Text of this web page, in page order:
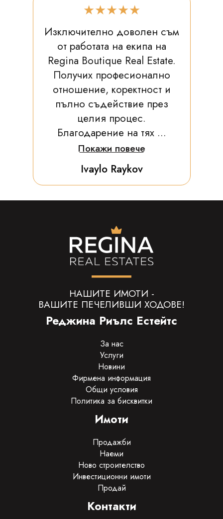
★★★★★
Изключително доволен съм
от работата на екипа на
Regina Boutique Real Estate.
Получих професионално
отношение, коректност и
пълно съдействие през
целия процес.
Благодарение на тях ...
Покажи повече
Ivaylo Raykov
НАШИТЕ ИМОТИ -
ВАШИТЕ ПЕЧЕЛИВШИ ХОДОВЕ!
Реджина Риълс Естейтс
За нас
Услуги
Новини
Фирмена информация
Общи условия
Политика за бисквитки
Имоти
Продажби
Наеми
Ново строителство
Инвестиционни имоти
Продай
Контакти